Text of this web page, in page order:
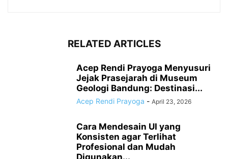
RELATED ARTICLES
Acep Rendi Prayoga Menyusuri
Jejak Prasejarah di Museum
Geologi Bandung: Destinasi...
Acep Rendi Prayoga - April 23, 2026
Cara Mendesain UI yang
Konsisten agar Terlihat
Profesional dan Mudah